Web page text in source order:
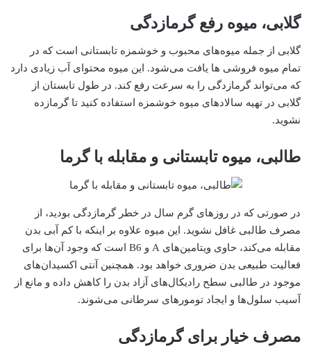
گلابی، میوه رفع گرمازدگی
گلابی از جمله میوه‌های محبوب و خوشمزه تابستانی است که در
تمام میوه فروشی ها یافت می‌شود. این میوه محتوای آب زیادی دارد
که می‌تواند گرمازدگی را به سرعت رفع کند. در طول تابستان از
گلابی در تهیه سالادهای میوه خوشمزه استفاده کنید تا گرمازده
نشوید.
طالبی، میوه تابستانی و مقابله با گرما
در صورتی که در روزهای گرم سال در خطر گرمازدگی بودید، از
مصرف طالبی غافل نشوید. این میوه علاوه بر اینکه با کم آبی بدن
مقابله می‌کند، حاوی ویتامین‌های A و B6 است که وجود آن‌ها برای
فعالیت طبیعی بدن ضروری خواهد بود. همچنین آنتی اکسیدان‌های
موجود در طالبی سطح رادیکال‌های آزاد بدن را کاهش داده و مانع از
آسیب سلول‌ها و ایجاد تومورهای سرطانی می‌شوند.
مصرف خیار برای گرمازدگی